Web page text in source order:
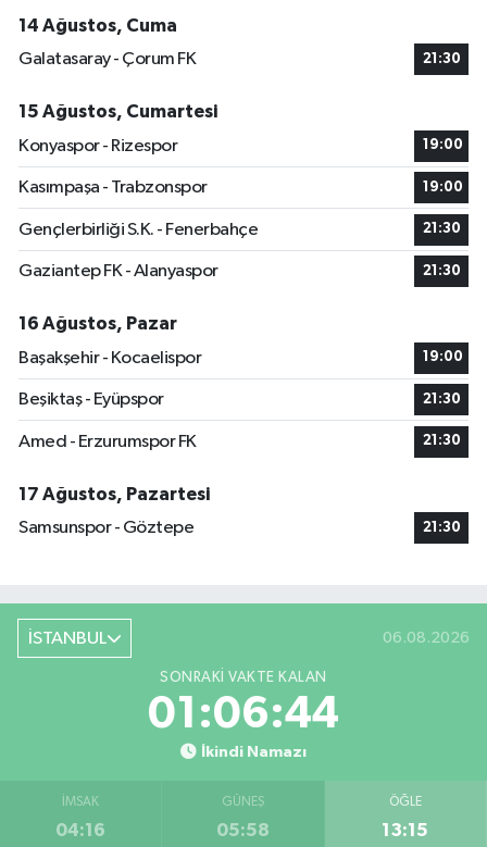
14 Ağustos, Cuma
Galatasaray - Çorum FK
21:30
15 Ağustos, Cumartesi
Konyaspor - Rizespor
19:00
Kasımpaşa - Trabzonspor 19:00
Gençlerbirliği S.K. - Fenerbahçe 21:30
Gaziantep FK - Alanyaspor 21:30
16 Ağustos, Pazar
Başakşehir - Kocaelispor
19:00
Beşiktaş - Eyüpspor 21:30
Amed - Erzurumspor FK 21:30
17 Ağustos, Pazartesi
Samsunspor - Göztepe
21:30
İSTANBUL 06.08.2026
SONRAKI VAKTE KALAN
01:06:43
İkindi Namazı
İMSAK
04:16
GÜNEŞ
05:58
ÖĞLE
13:15